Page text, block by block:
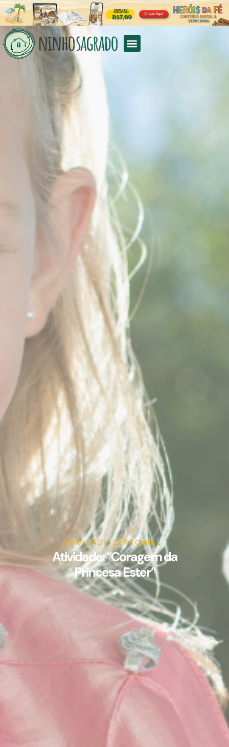
ATIVIDADE SENSORIAL
Atividade: “Coragem da
Princesa Ester”